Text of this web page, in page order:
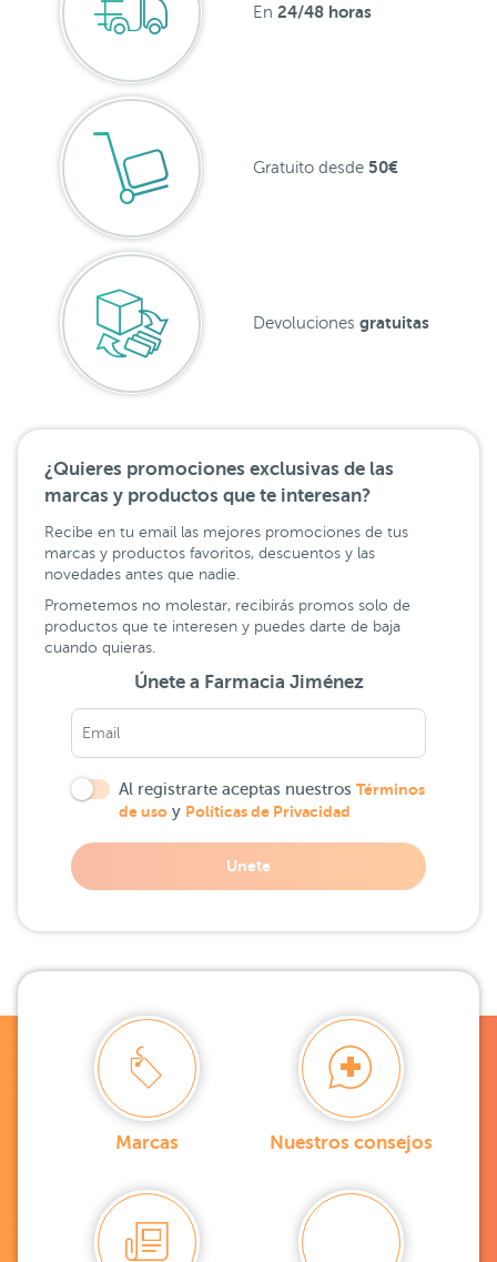
En 24/48 horas
Gratuito desde 50€
Devoluciones gratuitas
¿Quieres promociones exclusivas de las
marcas y productos que te interesan?
Recibe en tu email las mejores promociones de tus
marcas y productos favoritos, descuentos y las
novedades antes que nadie.
Prometemos no molestar, recibirás promos solo de
productos que te interesen y puedes darte de baja
cuando quieras.
Únete a Farmacia Jiménez
Al registrarte aceptas nuestros Términos
de uso y Políticas de Privacidad
Unete
Marcas Nuestros consejos